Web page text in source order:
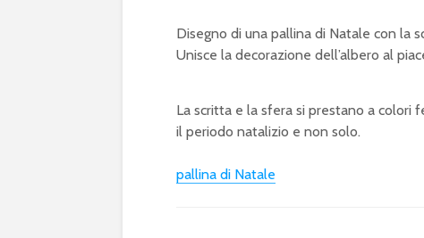
Disegno di una pallina di Natale con la
Unisce la decorazione dell’albero al
La scritta e la sfera si prestano a
il periodo natalizio e non solo.
pallina di Natale